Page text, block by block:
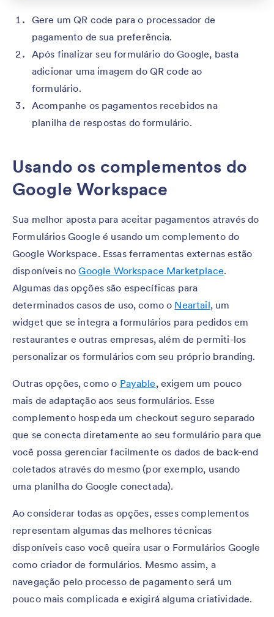
Gere um QR code para o processador de
pagamento de sua preferência.
Após finalizar seu formulário do Google, basta
adicionar uma imagem do QR code ao
formulário.
Acompanhe os pagamentos recebidos na
planilha de respostas do formulário.
Usando os complementos do
Google Workspace
Sua melhor aposta para aceitar pagamentos através do
Formulários Google é usando um complemento do
Google Workspace. Essas ferramentas externas estão
disponíveis noGoogle Workspace Marketplace.
Algumas das opções são específicas para
determinados casos de uso, como o Neartail, um
widget que se integra a formulários para pedidos em
restaurantes e outras empresas, além de permiti-los
personalizar os formulários com seu próprio branding.
Outras opções, como o Payable, exigem um pouco
mais de adaptação aos seus formulários. Esse
complemento hospeda um checkout seguro separado
que se conecta diretamente ao seu formulário para que
você possa gerenciar facilmente os dados de back-end
coletados através do mesmo (por exemplo, usando
uma planilha do Google conectada).
Ao considerar todas as opções, esses complementos
representam algumas das melhores técnicas
disponíveis caso você queira usar o Formulários Google
como criador de formulários. Mesmo assim, a
navegação pelo processo de pagamento será um
pouco mais complicada e exigirá alguma criatividade.